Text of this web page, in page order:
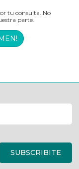
tu consulta. No
parte.
SUBSCRIBITE